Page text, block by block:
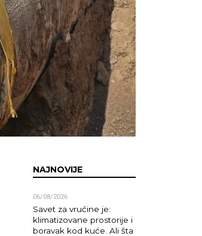
NAJNOVIJE
06/08/2026
Savet za vrućine je:
klimatizovane prostorije i
boravak kod kuće. Ali šta